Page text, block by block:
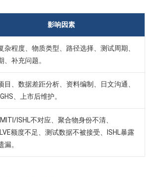
影响因素
杂程度、物质类型、路径选择、测试周期、
、补充问题。
目、数据差距分析、资料编制、日文沟通、
、上市后维护。
ISHL不对应、聚合物身份不清、
额度不足、测试数据不被接受、ISHL暴露
漏。